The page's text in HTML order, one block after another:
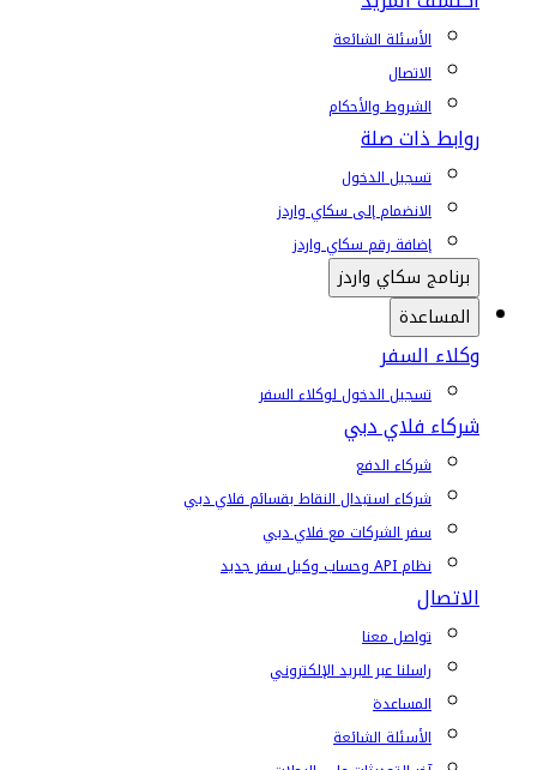
الأسئلة الشائعة
الاتصال
الشروط والأحكام
روابط ذات صلة
تسجيل الدخول
الانضمام إلى سكاي واردز
إضافة رقم سكاي واردز
برنامج سكاي واردز
المساعدة
وكلاء السفر
تسجيل الدخول لوكلاء السفر
شركاء فلاي دبي
شركاء الدفع
شركاء استبدال النقاط بقسائم فلاي دبي
سفر الشركات مع فلاي دبي
نظام API وحساب وكيل سفر جديد
الاتصال
تواصل معنا
راسلنا عبر البريد الإلكتروني
المساعدة
الأسئلة الشائعة